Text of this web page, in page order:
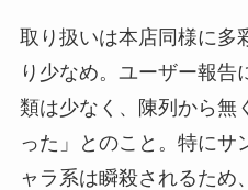
取り扱いは本店同様に多
り少なめ。ユーザー報告
類は少なく、陳列から無
った」とのこと。特にサ
ャラ系は瞬殺されるため